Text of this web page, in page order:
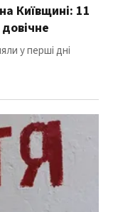
Київщині: 11
у перші дні